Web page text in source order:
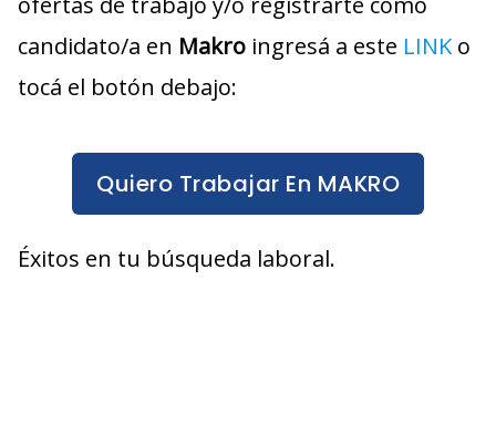
candidato/a en Makro ingresá a este LINK o
tocá el botón debajo:
Quiero Trabajar En MAKRO
Éxitos en tu búsqueda laboral.